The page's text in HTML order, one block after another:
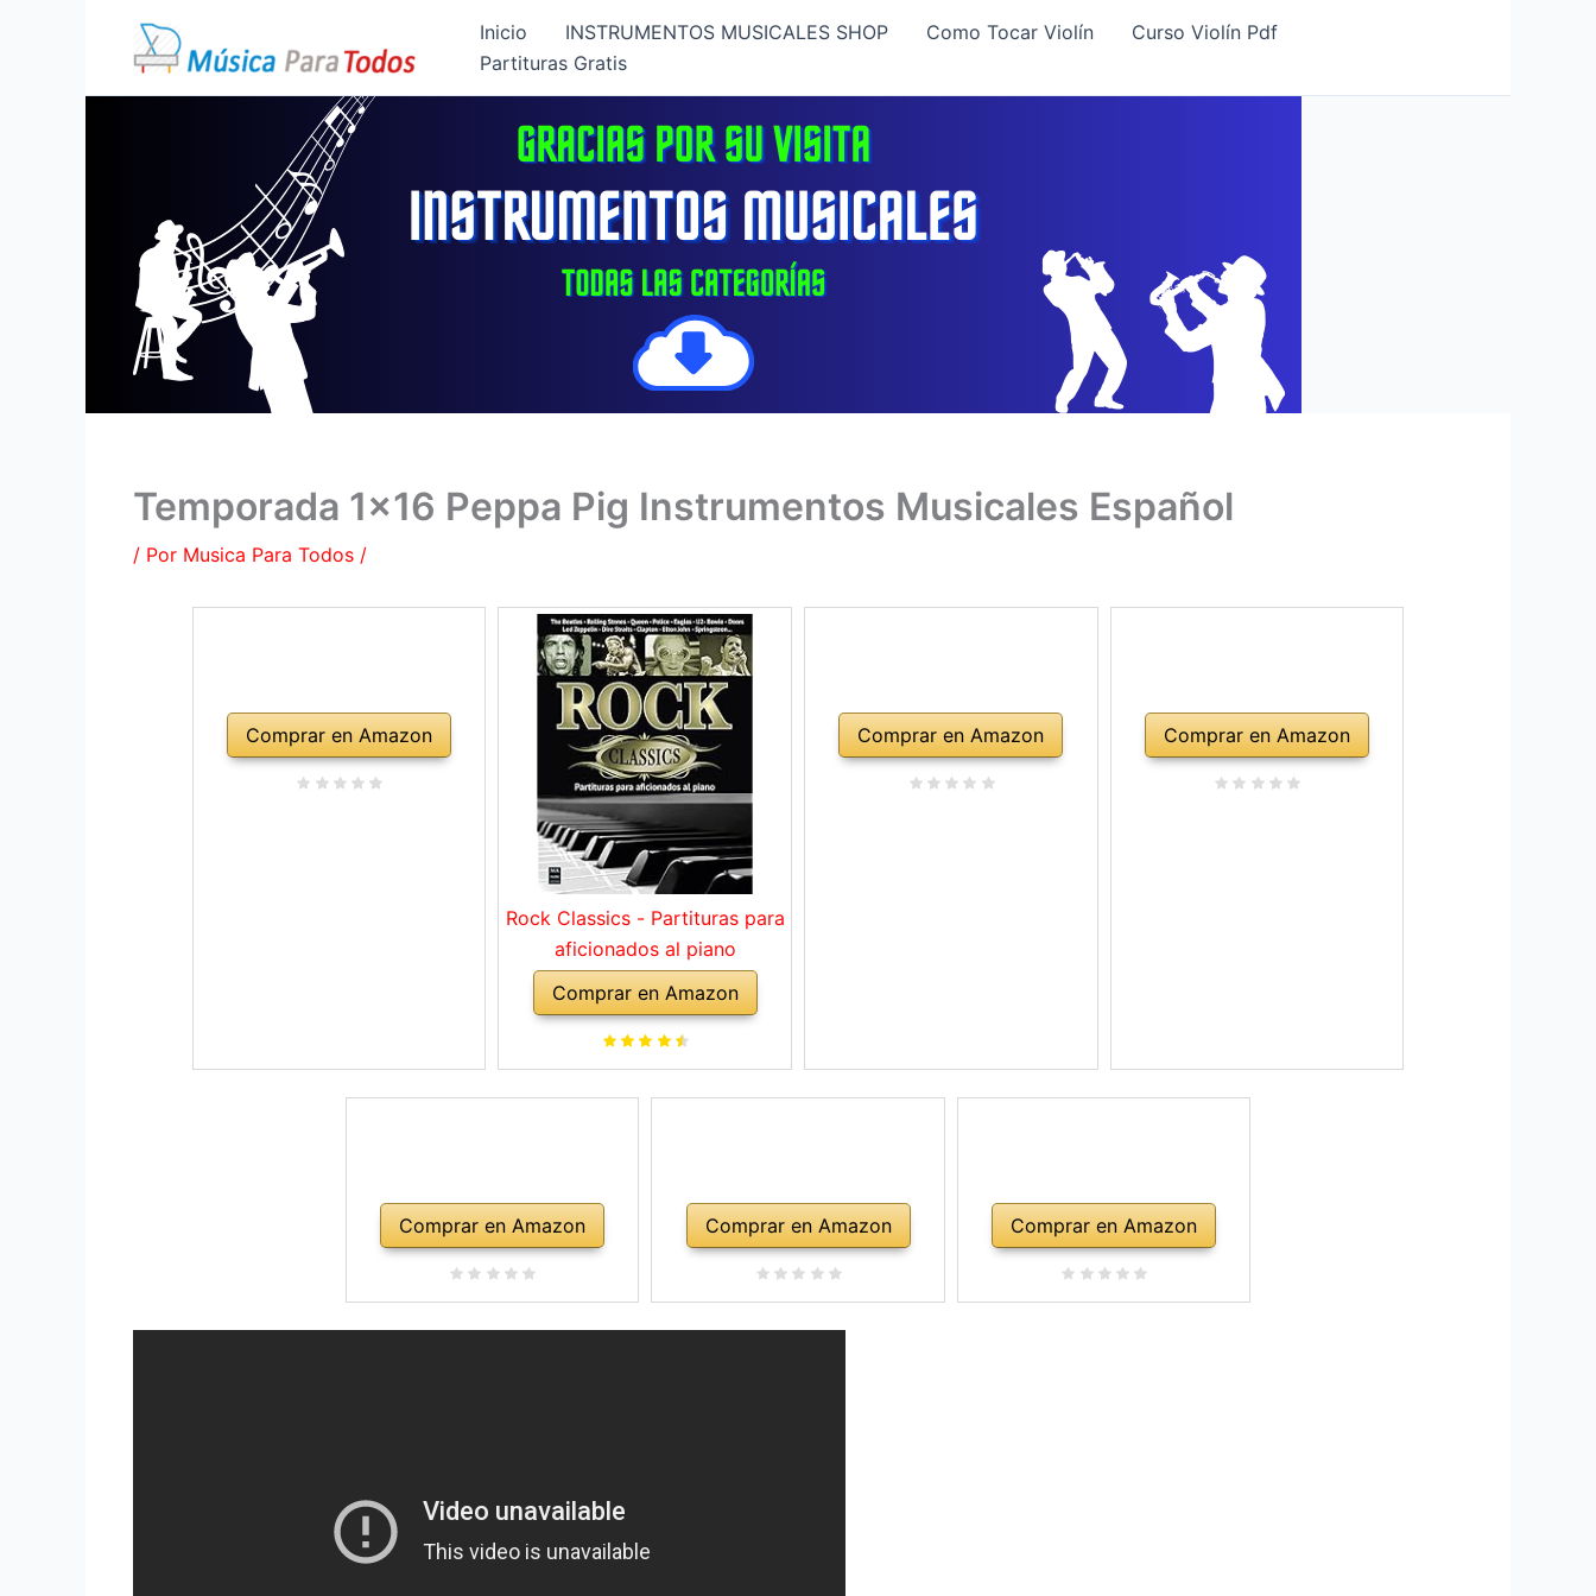
Inicio INSTRUMENTOS MUSICALES SHOP Como Tocar Violín
Curso Violín Pdf
Partituras Gratis
Temporada 1×16 Peppa Pig Instrumentos Musicales Español
/ Por Musica Para Todos /
Comprar en Amazon
Rock Classics - Partituras para
aficionados al piano
Comprar en Amazon
Comprar en Amazon Comprar en Amazon
Comprar en Amazon Comprar en Amazon Comprar en Amazon